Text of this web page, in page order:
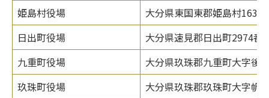
姫島村役場
大分県東国東郡姫島村1630
日出町役場
大分県速見郡日出町2974番
九重町役場
大分県玖珠郡九重町大字後
玖珠町役場
大分県玖珠郡玖珠町大字帆